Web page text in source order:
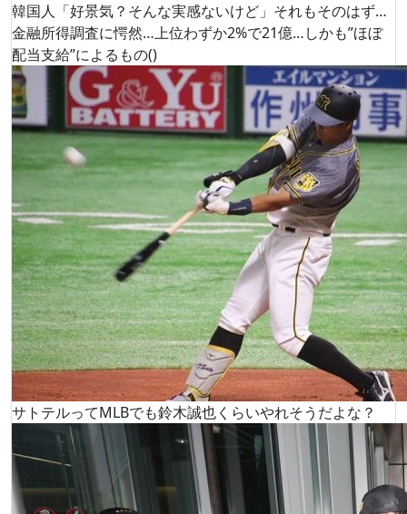
韓国人「好景気？そんな実感ないけど」それもそのはず…
金融所得調査に愕然…上位わずか2%で21億…しかも”ほぼ
配当支給”によるもの()
サトテルってMLBでも鈴木誠也くらいやれそうだよな？